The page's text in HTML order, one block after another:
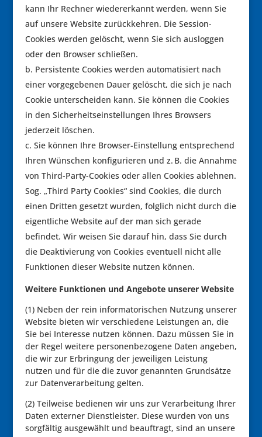
kann Ihr Rechner wiedererkannt werden, wenn Sie
auf unsere Website zurückkehren. Die Session-
Cookies werden gelöscht, wenn Sie sich ausloggen
oder den Browser schließen.
Persistente Cookies werden automatisiert nach
einer vorgegebenen Dauer gelöscht, die sich je nach
Cookie unterscheiden kann. Sie können die Cookies
in den Sicherheitseinstellungen Ihres Browsers
jederzeit löschen.
Sie können Ihre Browser-Einstellung entsprechend
Ihren Wünschen konfigurieren und z. B. die Annahme
von Third-Party-Cookies oder allen Cookies ablehnen.
Sog. „Third Party Cookies“ sind Cookies, die durch
einen Dritten gesetzt wurden, folglich nicht durch die
eigentliche Website auf der man sich gerade
befindet. Wir weisen Sie darauf hin, dass Sie durch
die Deaktivierung von Cookies eventuell nicht alle
Funktionen dieser Website nutzen können.
Weitere Funktionen und Angebote unserer Website
(1) Neben der rein informatorischen Nutzung unserer
Website bieten wir verschiedene Leistungen an, die
Sie bei Interesse nutzen können. Dazu müssen Sie in
der Regel weitere personenbezogene Daten angeben,
die wir zur Erbringung der jeweiligen Leistung
nutzen und für die die zuvor genannten Grundsätze
zur Datenverarbeitung gelten.
(2) Teilweise bedienen wir uns zur Verarbeitung Ihrer
Daten externer Dienstleister. Diese wurden von uns
sorgfältig ausgewählt und beauftragt, sind an unsere